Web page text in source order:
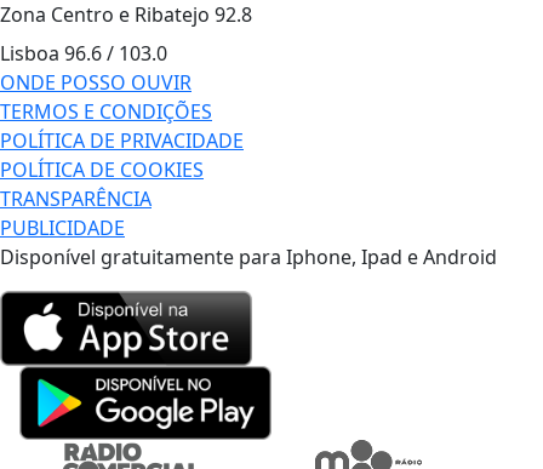
Zona Centro e Ribatejo 92.8
Lisboa 96.6 / 103.0
ONDE POSSO OUVIR
TERMOS E CONDIÇÕES
POLÍTICA DE PRIVACIDADE
POLÍTICA DE COOKIES
TRANSPARÊNCIA
PUBLICIDADE
Disponível gratuitamente para Iphone, Ipad e Android